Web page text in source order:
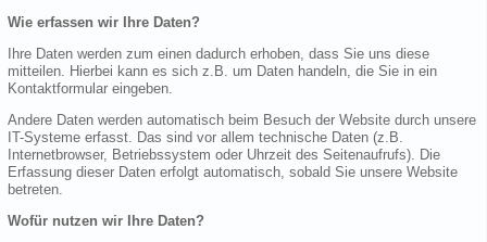
Wie erfassen wir Ihre Daten?
Ihre Daten werden zum einen dadurch erhoben, dass Sie uns diese
mitteilen. Hierbei kann es sich z.B. um Daten handeln, die Sie in ein
Kontaktformular eingeben.
Andere Daten werden automatisch beim Besuch der Website durch unsere
IT-Systeme erfasst. Das sind vor allem technische Daten (z.B.
Internetbrowser, Betriebssystem oder Uhrzeit des Seitenaufrufs). Die
Erfassung dieser Daten erfolgt automatisch, sobald Sie unsere Website
betreten.
Wofür nutzen wir Ihre Daten?